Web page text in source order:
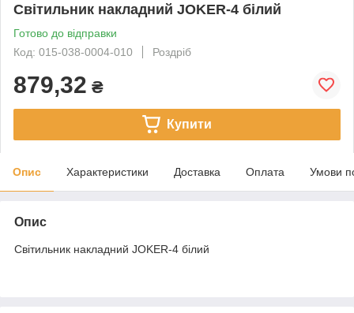
Світильник накладний JOKER-4 білий
Готово до відправки
Код: 015-038-0004-010
Роздріб
879,32 ₴
Купити
Опис Характеристики Доставка Оплата Умови
Опис
Світильник накладний JOKER-4 білий